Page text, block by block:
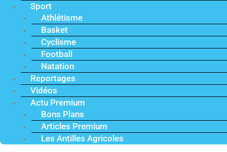
Sport
Athlétisme
Basket
Cyclisme
Football
Natation
Reportages
Vidéos
Actu Premium
Bons Plans
Articles Premium
Les Antilles Agricoles